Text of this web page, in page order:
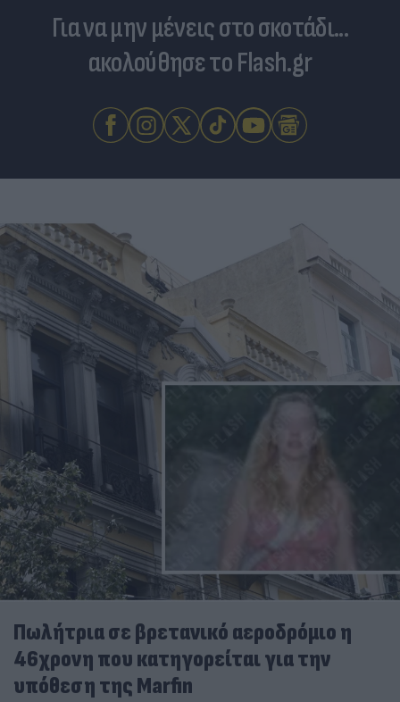
Για να μην μένεις στο σκοτάδι...
ακολούθησε το Flash.gr
Πωλήτρια σε βρετανικό αεροδρόμιο η
46χρονη που κατηγορείται για την
υπόθεση της Marfin